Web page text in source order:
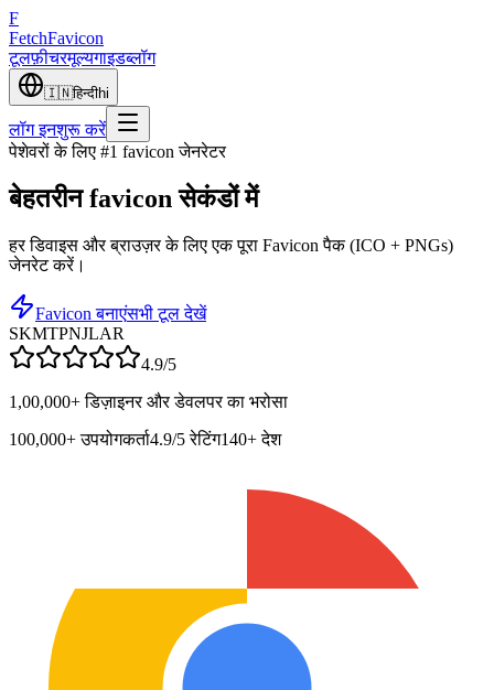
F
FetchFavicon
टूलफ़ीचरमूल्यगाइडब्लॉग
🇮🇳हिन्दीhi
लॉग इनशुरू करें
पेशेवरों के लिए #1 favicon जेनरेटर
बेहतरीन favicon सेकंडों में
हर डिवाइस और ब्राउज़र के लिए एक पूरा Favicon पैक (ICO + PNGs)
जेनरेट करें।
Favicon बनाएंसभी टूल देखें
SKMTPNJLAR
4.9/5
1,00,000+ डिज़ाइनर और डेवलपर का भरोसा
100,000+ उपयोगकर्ता4.9/5 रेटिंग140+ देश